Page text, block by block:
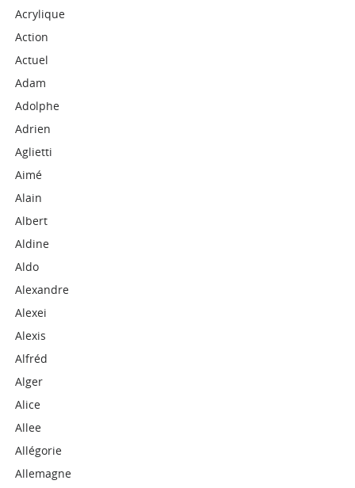
Acrylique
Action
Actuel
Adam
Adolphe
Adrien
Aglietti
Aimé
Alain
Albert
Aldine
Aldo
Alexandre
Alexei
Alexis
Alfréd
Alger
Alice
Allee
Allégorie
Allemagne